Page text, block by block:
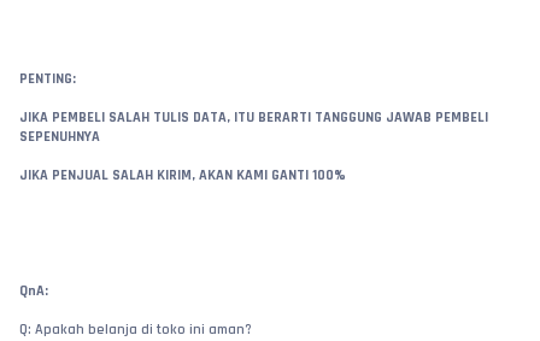
PENTING:
JIKA PEMBELI SALAH TULIS DATA, ITU BERARTI TANGGUNG JAWAB PEMBELI
SEPENUHNYA
JIKA PENJUAL SALAH KIRIM, AKAN KAMI GANTI 100%
QnA:
Q: Apakah belanja di toko ini aman?